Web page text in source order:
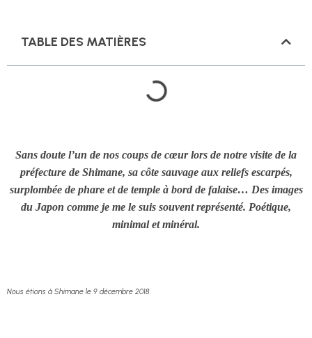
TABLE DES MATIÈRES
Sans doute l’un de nos coups de cœur lors de notre visite de la
préfecture de Shimane, sa côte sauvage aux reliefs escarpés,
surplombée de phare et de temple à bord de falaise… Des images
du Japon comme je me le suis souvent représenté. Poétique,
minimal et minéral.
Nous étions à Shimane le 9 décembre 2018.